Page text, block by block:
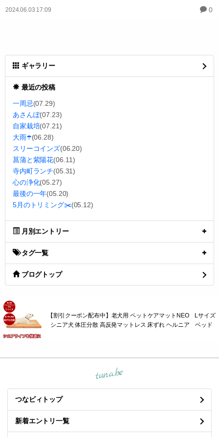
2024.06.03 17:09 0
ギャラリー
最近の投稿
一周忌(07.29)
あさんぽ(07.23)
自家栽培(07.21)
大雨☂️(06.28)
スリーコインズ(06.20)
菖蒲と紫陽花(06.11)
寺内町ランチ(05.31)
心の浄化(05.27)
最後の一年(05.20)
5月のトリミング✂️(05.12)
月別エントリー
タグ一覧
ブログトップ
【割引クーポン配布中】老犬用 ペットケアマットNEO Lサイズ
シニア犬 体圧分散 高反発マットレス 床ずれ ヘルニア ベッド
tuna.be
つなビィトップ
新着エントリ一覧